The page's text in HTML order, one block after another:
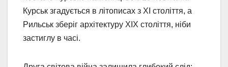
Курськ згадується в літописах з XI століття, а
Рильськ зберіг архітектуру XIX століття, ніби
застиглу в часі.